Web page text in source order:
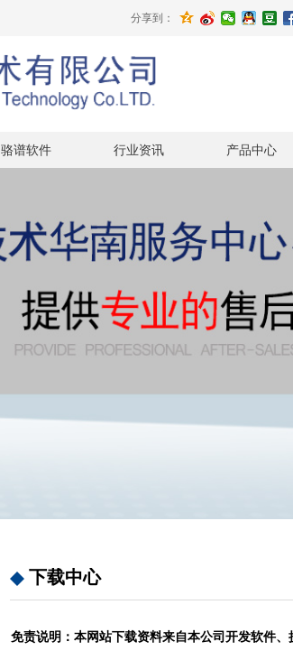
分享到：
骆谱软件 行业资讯 产品中心
下载中心
免责说明：本网站下载资料来自本公司开发软件